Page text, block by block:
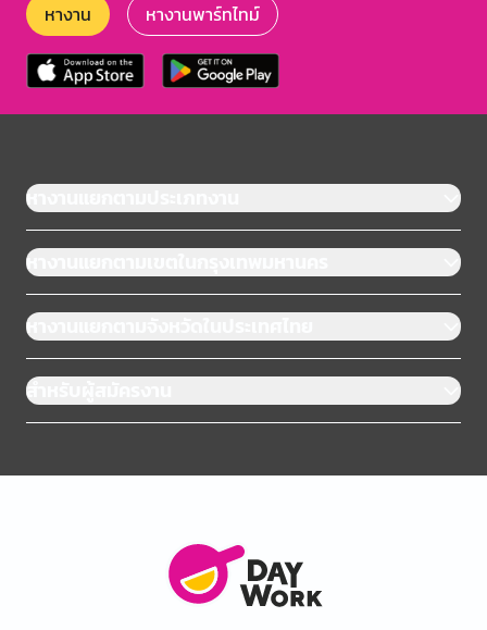
หางาน หางานพาร์ทไทม์
หางานแยกตามประเภทงาน
หางานแยกตามเขตในกรุงเทพมหานคร
หางานแยกตามจังหวัดในประเทศไทย
สำหรับผู้สมัครงาน